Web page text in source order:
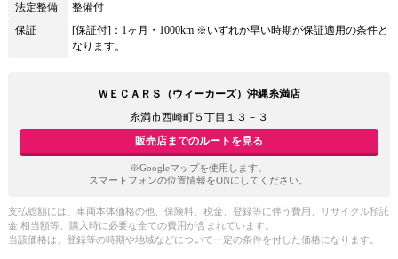
法定整備
整備付
保証
[保証付]：1ヶ月・1000km ※いずれか早い時期が保証適用の条件と
なります。
ＷＥＣＡＲＳ（ウィーカーズ）沖縄糸満店
糸満市西崎町５丁目１３－３
販売店までのルートを見る
※Googleマップを使用します。
スマートフォンの位置情報をONにしてください。
支払総額には、車両本体価格の他、保険料、税金、登録等に伴う費用、リサイクル預託
金 相当額等、購入時に必要な全ての費用が含まれています。
当該価格は、登録等の時期や地域などについて一定の条件を付した価格になります。